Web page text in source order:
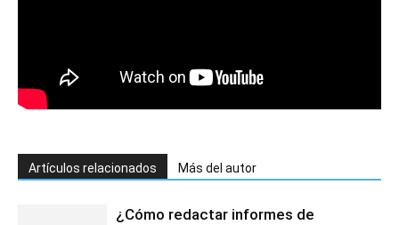
Artículos relacionados Más del autor
¿Cómo redactar informes de